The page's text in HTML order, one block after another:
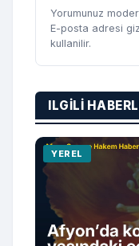
Yorumunuz
E-posta adresi
kullanilir.
ILGILI
YEREL